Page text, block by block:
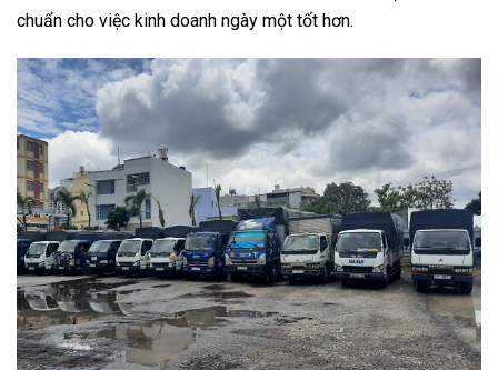
chuẩn cho việc kinh doanh ngày một tốt hơn.